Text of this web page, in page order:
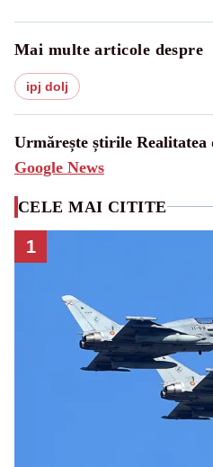
Mai multe articole despre
ipj dolj
Urmărește știrile Realitatea
Google News
CELE MAI CITITE
1